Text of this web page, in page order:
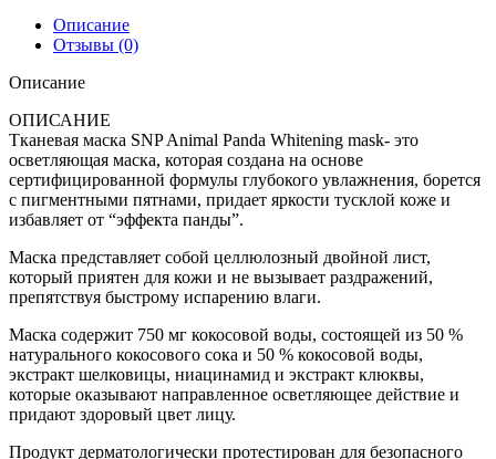
Описание
Отзывы (0)
Описание
ОПИСАНИЕ
Тканевая маска SNP Animal Panda Whitening mask- это
осветляющая маска, которая создана на основе
сертифицированной формулы глубокого увлажнения, борется
с пигментными пятнами, придает яркости тусклой коже и
избавляет от “эффекта панды”.
Маска представляет собой целлюлозный двойной лист,
который приятен для кожи и не вызывает раздражений,
препятствуя быстрому испарению влаги.
Маска содержит 750 мг кокосовой воды, состоящей из 50 %
натурального кокосового сока и 50 % кокосовой воды,
экстракт шелковицы, ниацинамид и экстракт клюквы,
которые оказывают направленное осветляющее действие и
придают здоровый цвет лицу.
Продукт дерматологически протестирован для безопасного